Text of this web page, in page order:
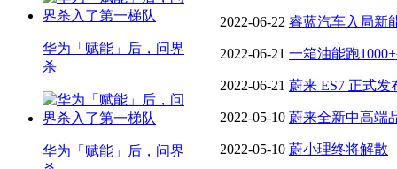
华为「赋能」后，问界
杀
华为「赋能」后，问界
2022-06-22 睿蓝汽车入局新
布局200+换电站！
2022-06-21 一箱油能跑
S预售33.88万起！
2022-06-21 蔚来 ES7 正式发
周要闻
2022-05-10 蔚来全新中高端
年投产
2022-05-10 蔚小理终将解散